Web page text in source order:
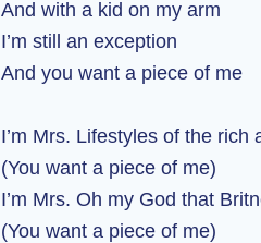
And with a kid on my arm
I’m still an exception
And you want a piece of me
I’m Mrs. Lifestyles of the rich
(You want a piece of me)
I’m Mrs. Oh my God that
(You want a piece of me)